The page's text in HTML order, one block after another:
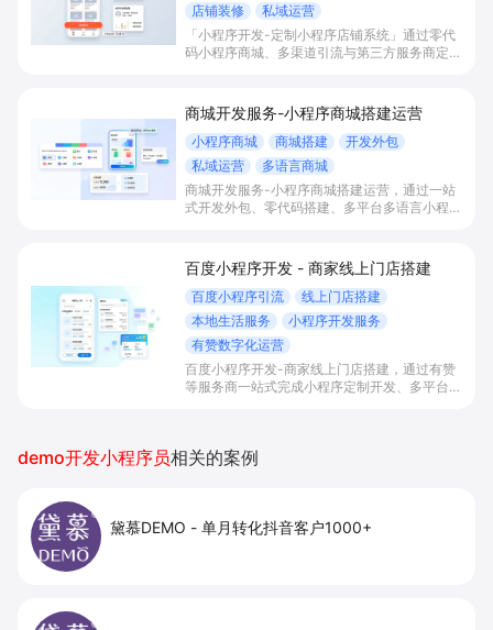
店铺装修
私域运营
「小程序开发-定制小程序店铺系统」通过零代
码小程序商城、多渠道引流与第三方服务商定制
私域运营场景，提升获客与复购，实现线上生意
增长。
商城开发服务-小程序商城搭建运营
小程序商城 商城搭建
开发外包
私域运营
多语言商城
商城开发服务-小程序商城搭建运营，通过一站
式开发外包、零代码搭建、多平台多语言小程序
实现低成本获客、提升复购与业绩增长。
百度小程序开发 - 商家线上门店搭建
百度小程序引流
线上门店搭建
本地生活服务
小程序开发服务
有赞数字化运营
百度小程序开发-商家线上门店搭建，通过有赞
等服务商一站式完成小程序定制开发、多平台联
demo开发小程序员相关的案例
黛慕DEMO - 单月转化抖音客户1000+